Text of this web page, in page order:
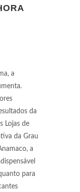
a
da
Lojas de
da Grau
a
para